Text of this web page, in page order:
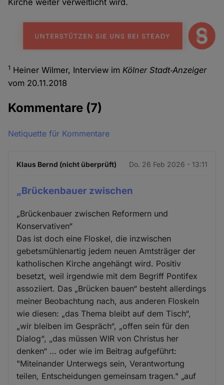
Kirche weiter verweltlicht wird.
1 Heiner Wilmer, Interview imKölner Stadt‑Anzeiger
vom 20.11.2018
Kommentare (7)
Netiquette für Kommentare
Klaus Bernd (nicht überprüft) Do. 26 Feb 2026 - 13:11
„Brückenbauer zwischen
„Brückenbauer zwischen Reformern und
Konservativen“
Das ist doch eine Floskel, die inzwischen
gebetsmühlenartig jedem neuen Amtsträger der
katholischen Kirche angehängt wird. Positiv
besetzt, weil irgendwie mit dem Begriff Pontifex
assoziiert. Das „Brücken bauen“ besteht allerdings
meiner Beobachtung nach, aus anderen Floskeln
wie diesen: „das Thema bleibt auf dem Tisch“,
„wir bleiben im Gespräch“, „offen sein für den
Dialog“, „das müssen WIR von Christus her
denken“ … oder wie im Beitrag aufgeführt:
"Miteinander Unterwegs sein, Verantwortung
teilen, Entscheidungen gemeinsam tragen." „auf